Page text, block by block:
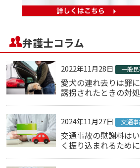
弁護士コラム
2022年11月28日 一般
愛犬の連れ去りは罪
誘拐されたときの対
2024年11月27日 交通
交通事故の慰謝料は
く振り込まれるため